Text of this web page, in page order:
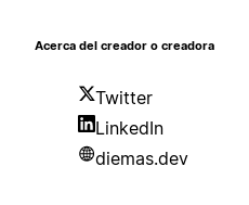
Acerca del creador o creadora
Twitter
LinkedIn
diemas.dev